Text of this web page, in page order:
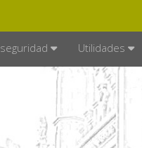
Utilidades